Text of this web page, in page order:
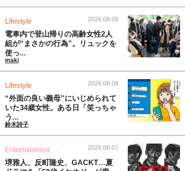
Lifestyle 2026.08.08
電車内で登山帰りの高齢女性2人
組が“まさかの行為”。リュックを
使っ...
maki
Lifestyle 2026.08.08
“外面の良い義母”にいじめられて
いた34歳女性。ある日「笑っちゃ
う...
鈴木詩子
Entertainment 2026.08.07
堺雅人、反町隆史、GACKT…夏